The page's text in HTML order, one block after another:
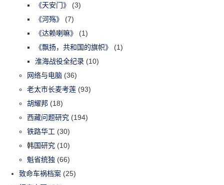
《天安门》
(3)
《河殇》
(7)
《达赖喇嘛》
(1)
《飘扬，共和国的旗帜》
(1)
淮海战役全纪录 (10)
网络与电脑 (36)
老太市长麦考莲 (93)
胡耀邦 (18)
西藏问题研究 (194)
铁路华工 (30)
韩国研究 (10)
魁省统独 (66)
致命车祸档案 (25)